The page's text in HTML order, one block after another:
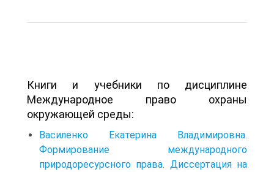
Книги и учебники по дисциплине
Международное право охраны
окружающей среды:
Василенко Екатерина Владимировна.
Формирование международного
природоресурсного права. Диссертация на